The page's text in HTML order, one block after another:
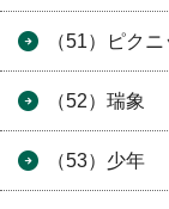
（51）ピクニ
（52）瑞象
（53）少年